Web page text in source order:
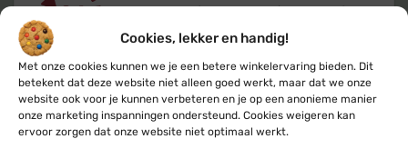
Cookies, lekker en handig!
Met onze cookies kunnen we je een betere winkelervaring bieden. Dit
betekent dat deze website niet alleen goed werkt, maar dat we onze
website ook voor je kunnen verbeteren en je op een anonieme manier
onze marketing inspanningen ondersteund. Cookies weigeren kan
ervoor zorgen dat onze website niet optimaal werkt.
werkdagen (maandag t/m vrijdag)
Klanten geven ons een 9,4